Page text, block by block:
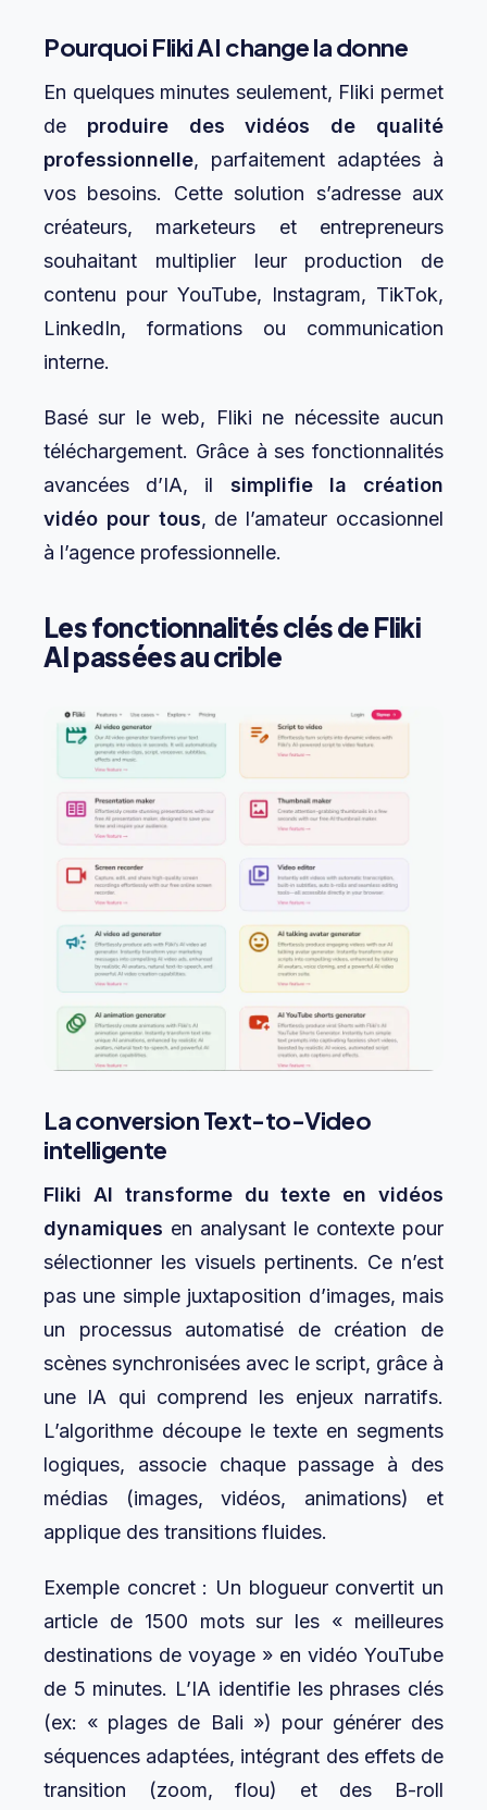
Pourquoi Fliki AI change la donne
En quelques minutes seulement, Fliki permet
de produire des vidéos de qualité
professionnelle, parfaitement adaptées à
vos besoins. Cette solution s’adresse aux
créateurs, marketeurs et entrepreneurs
souhaitant multiplier leur production de
contenu pour YouTube, Instagram, TikTok,
LinkedIn, formations ou communication
interne.
Basé sur le web, Fliki ne nécessite aucun
téléchargement. Grâce à ses fonctionnalités
avancées d’IA, il simplifie la création
vidéo pour tous, de l’amateur occasionnel
à l’agence professionnelle.
Les fonctionnalités clés de Fliki
AI passées au crible
La conversion Text-to-Video
intelligente
Fliki AI transforme du texte en vidéos
dynamiques en analysant le contexte pour
sélectionner les visuels pertinents. Ce n’est
pas une simple juxtaposition d’images, mais
un processus automatisé de création de
scènes synchronisées avec le script, grâce à
une IA qui comprend les enjeux narratifs.
L’algorithme découpe le texte en segments
logiques, associe chaque passage à des
médias (images, vidéos, animations) et
applique des transitions fluides.
Exemple concret : Un blogueur convertit un
article de 1500 mots sur les « meilleures
destinations de voyage » en vidéo YouTube
de 5 minutes. L’IA identifie les phrases clés
(ex: « plages de Bali ») pour générer des
séquences adaptées, intégrant des effets de
transition (zoom, flou) et des B-roll